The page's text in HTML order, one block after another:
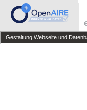
Gestaltung Webseite und